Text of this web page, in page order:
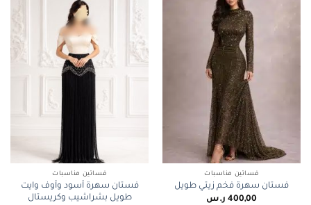
فساتين مناسبات
فستان سهرة فخم زيتي طويل
400,00 ر.س
فساتين مناسبات
فستان سهرة أسود وأوف وايت
طويل بشراشيب وكريستال